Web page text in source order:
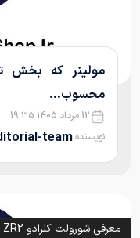
مولینر که بخش
محسوب...
12 مرداد 1405 19:35
نویسنده:team
معرفی شورولت کلرادو ZR2 بایسون 2024